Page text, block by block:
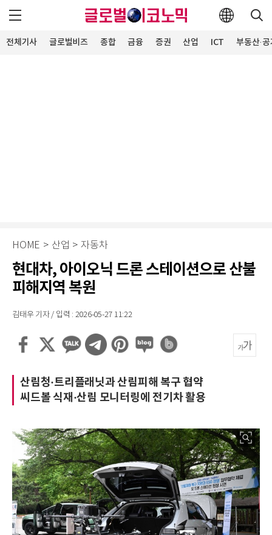
전체기사 글로벌비즈 종합 금융 증권 산업 ICT 부동산·
HOME > 산업 > 자동차
현대차, 아이오닉 드론 스테이션으로 산불
피해지역 복원
김태우 기자 / 입력 : 2026-05-27 11:22
산림청·트리플래닛과 산림피해 복구 협약
씨드볼 식재·산림 모니터링에 전기차 활용